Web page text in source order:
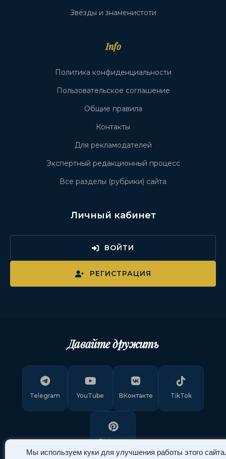
Мы используем куки для улучшения работы этого сайта.
Звёзды и знаменистоти
Info
Политика конфиденциальности
Пользовательское соглашение
Общие правила
Контакты
Для рекламодателей
Экспертный редакционный процесс
Все разделы (рубрики) сайта
Личный кабинет
ВОЙТИ
РЕГИСТРАЦИЯ
Давайте дружить
Telegram YouTube ВКонтакте TikTok
Pinterest